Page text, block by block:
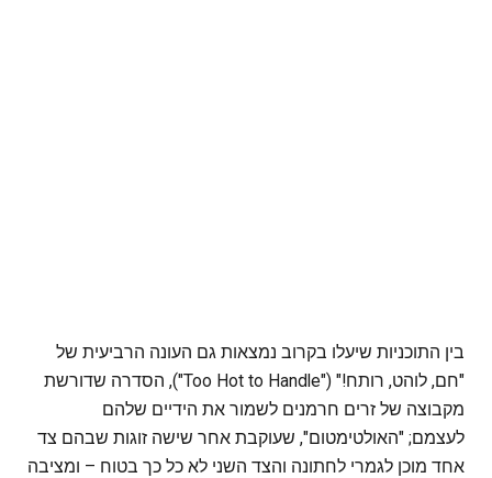
בין התוכניות שיעלו בקרוב נמצאות גם העונה הרביעית של
"חם, לוהט, רותח!" ("Too Hot to Handle"), הסדרה שדורשת
מקבוצה של זרים חרמנים לשמור את הידיים שלהם
לעצמם; "האולטימטום", שעוקבת אחר שישה זוגות שבהם צד
אחד מוכן לגמרי לחתונה והצד השני לא כל כך בטוח – ומציבה